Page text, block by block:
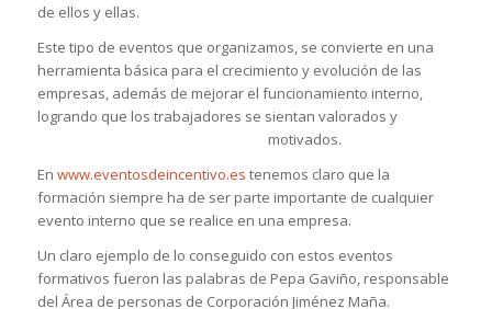
de ellos y ellas.
Este tipo de eventos que organizamos, se convierte en una
herramienta básica para el crecimiento y evolución de las
empresas, además de mejorar el funcionamiento interno,
logrando que los trabajadores se sientan valorados y
motivados.
En www.eventosdeincentivo.es tenemos claro que la
formación siempre ha de ser parte importante de cualquier
evento interno que se realice en una empresa.
Un claro ejemplo de lo conseguido con estos eventos
formativos fueron las palabras de Pepa Gaviño, responsable
del Área de personas de Corporación Jiménez Maña.